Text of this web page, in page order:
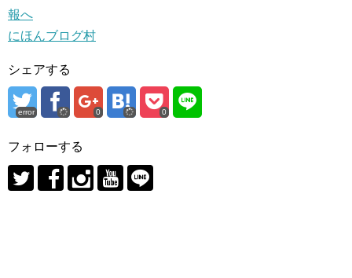
にほんブログ村
シェアする
error 0 0
フォローする